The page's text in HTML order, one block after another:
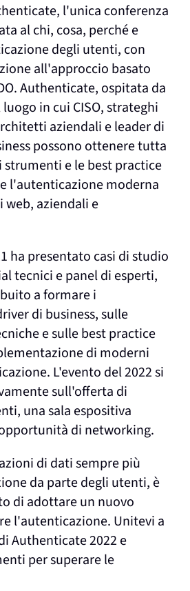
l'unica conferenza
al chi, cosa, perché e
degli utenti, con
all'approccio basato
Authenticate, ospitata da
luogo in cui CISO, strateghi
aziendali e leader di
possono ottenere tutta
e le best practice
l'autenticazione moderna
aziendali e
ha presentato casi di studio
tecnici e panel di esperti,
a formare i
di business, sulle
e sulle best practice
di moderni
L'evento del 2022 si
sull'offerta di
una sala espositiva
di networking.
di dati sempre più
da parte degli utenti, è
di adottare un nuovo
l'autenticazione. Unitevi a
Authenticate 2022 e
per superare le